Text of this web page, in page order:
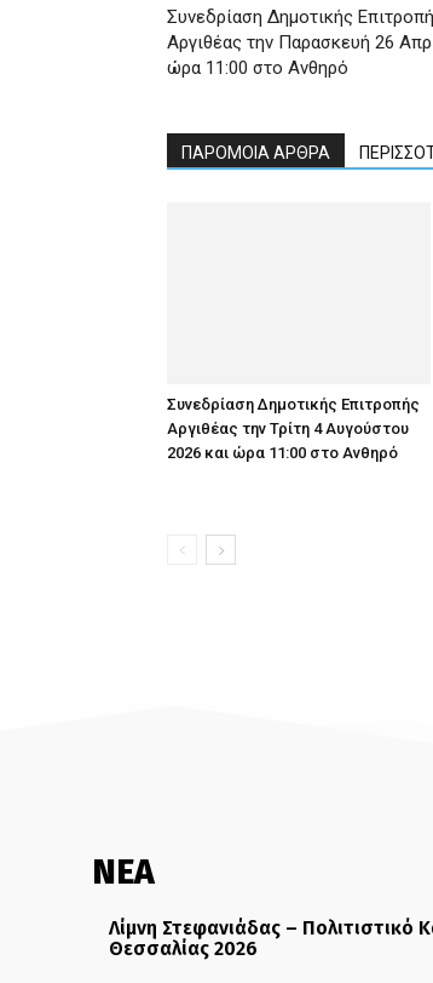
Συνεδρίαση Δημοτικής
Αργιθέας την Παρασκευή 26
ώρα 11:00 στο Ανθηρό
ΠΑΡΟΜΟΙΑ ΑΡΘΡΑ
Συνεδρίαση Δημοτικής Επιτροπής
Αργιθέας την Τρίτη 4 Αυγούστου
2026 και ώρα 11:00 στο Ανθηρό
ΝΕΑ
Λίμνη Στεφανιάδας – Πολιτιστικό
Θεσσαλίας 2026